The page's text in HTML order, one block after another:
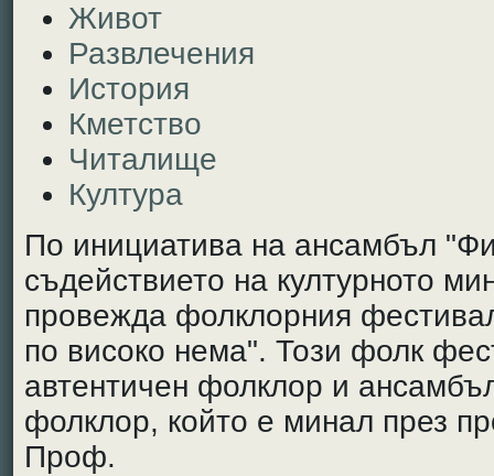
Живот
Развлечения
История
Кметство
Читалище
Култура
По инициатива на ансамбъл
съдействието на културното
провежда фолклорния
по високо нема". Този фолк
автентичен фолклор и
фолклор, който е минал през
Проф.